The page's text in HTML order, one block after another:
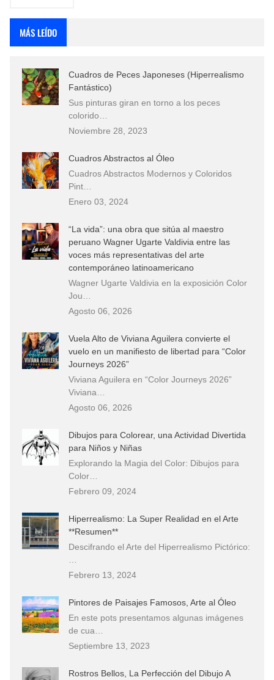
MÁS LEÍDO
Cuadros de Peces Japoneses (Hiperrealismo
Fantástico)
Sus pinturas giran en torno a los peces
colorido…
Noviembre 28, 2023
Cuadros Abstractos al Óleo
Cuadros Abstractos Modernos y Coloridos
Pint…
Enero 03, 2024
“La vida”: una obra que sitúa al maestro
peruano Wagner Ugarte Valdivia entre las
voces más representativas del arte
contemporáneo latinoamericano
Wagner Ugarte Valdivia en la exposición Color
Jou…
Agosto 06, 2026
Vuela Alto de Viviana Aguilera convierte el
vuelo en un manifiesto de libertad para “Color
Journeys 2026”
Viviana Aguilera en “Color Journeys 2026”
Viviana…
Agosto 06, 2026
Dibujos para Colorear, una Actividad Divertida
para Niños y Niñas
Explorando la Magia del Color: Dibujos para
Color…
Febrero 09, 2024
Hiperrealismo: La Super Realidad en el Arte
**Resumen**
Descifrando el Arte del Hiperrealismo Pictórico:
Febrero 13, 2024
Pintores de Paisajes Famosos, Arte al Óleo
En este pots presentamos algunas imágenes
de cua…
Septiembre 13, 2023
Rostros Bellos, La Perfección del Dibujo A